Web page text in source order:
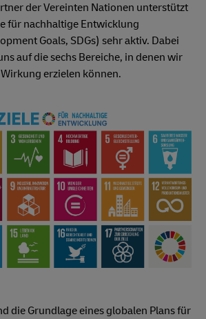
der Vereinten Nationen unterstützt
für nachhaltige Entwicklung
Goals, SDGs) sehr aktiv. Dabei
auf die sechs Bereiche, in denen wir
erzielen können.
die Grundlage eines globalen Plans für